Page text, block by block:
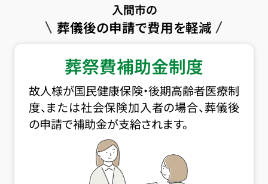
入間市の
葬儀後の申請で費用を軽減
葬祭費補助金制度
故人様が国民健康保険・後期高齢者医療制
度、または社会保険加入者の場合、葬儀後
の申請で補助金が支給されます。